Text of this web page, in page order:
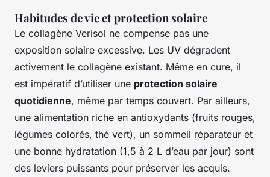
Habitudes de vie et protection solaire
Le collagène Verisol ne compense pas une
exposition solaire excessive. Les UV dégradent
activement le collagène existant. Même en cure, il
est impératif d’utiliser une protection solaire
quotidienne, même par temps couvert. Par ailleurs,
une alimentation riche en antioxydants (fruits rouges,
légumes colorés, thé vert), un sommeil réparateur et
une bonne hydratation (1,5 à 2 L d’eau par jour) sont
des leviers puissants pour préserver les acquis.